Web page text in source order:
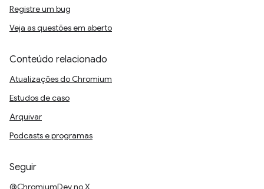
Registre um bug
Veja as questões em aberto
Conteúdo relacionado
Atualizações do Chromium
Estudos de caso
Arquivar
Podcasts e programas
Seguir
@ChromiumDev no X